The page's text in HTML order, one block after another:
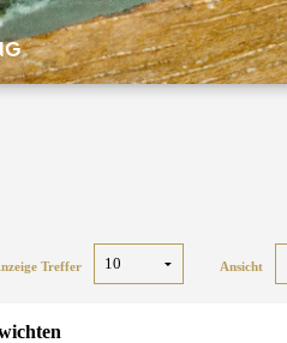
Treffer Ansicht